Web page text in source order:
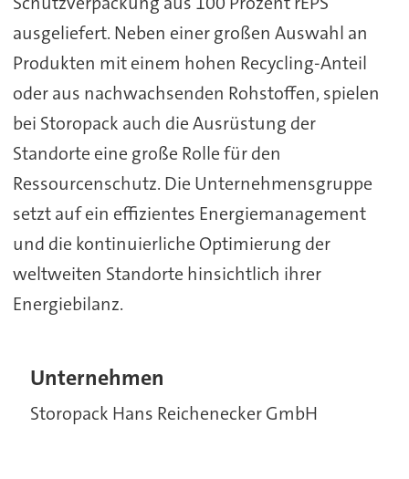
ausgeliefert. Neben einer großen Auswahl an
Produkten mit einem hohen Recycling-Anteil
oder aus nachwachsenden Rohstoffen, spielen
bei Storopack auch die Ausrüstung der
Standorte eine große Rolle für den
Ressourcenschutz. Die Unternehmensgruppe
setzt auf ein effizientes Energiemanagement
und die kontinuierliche Optimierung der
weltweiten Standorte hinsichtlich ihrer
Energiebilanz.
Unternehmen
Storopack Hans Reichenecker GmbH